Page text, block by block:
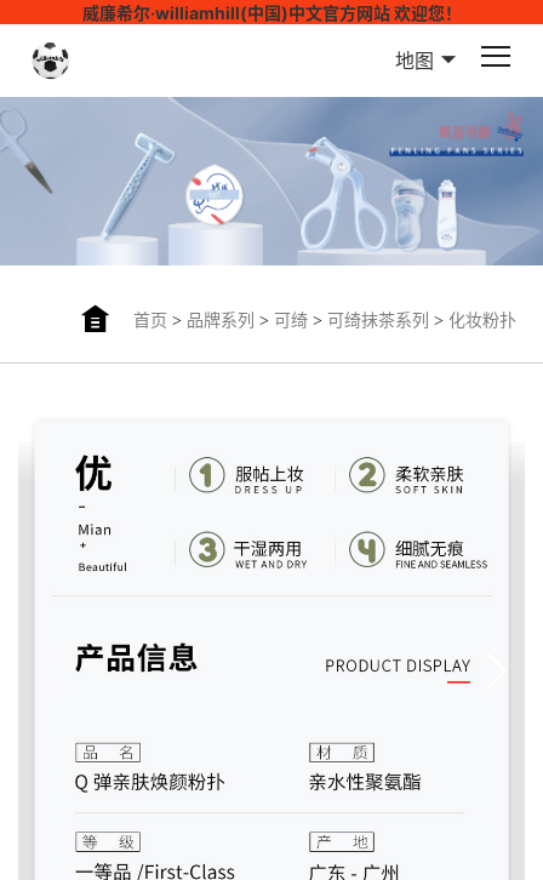
威廉希尔·williamhill(中国)中文官方网站 欢迎您！
地图
首页 > 品牌系列 > 可绮> 可绮抹茶系列 > 化妆粉扑